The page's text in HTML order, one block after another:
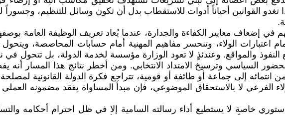
القوانين أحياناً أدوات للاستقطاب بدل أن تكون وسائل للتنظيم، وجسوراً
في إضعاف معايير الكفاءة والجدارة، عندما يُعاد تعريف الوظيفة العامة
اعتبارات الولاء، وتنحسر مفاهيم المهنية أمام حسابات المحاصصة،
والمواقع. وعندئذٍ لا تعود الوزارة مؤسسة لخدمة الدولة، بل تتحول
السياسي وترسيخ الامتداد الانتخابي. ومن أخطر نتائج هذا المسار
إلى جماعة أو طائفة أو قومية، تتراجع فكرة الدولة القانونية
الفرعي لا بالاستحقاق الموضوعي، فإن مبدأ المساواة يفقد مضمونه
خاصة لا يستطيع أداء رسالته السامية إلا في ظل احترام أحكامه